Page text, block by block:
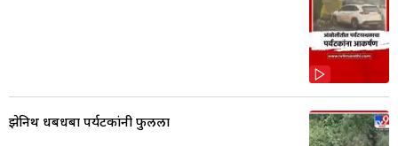
झेनिथ धबधबा पर्यटकांनी फुलला